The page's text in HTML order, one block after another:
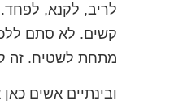
לריב, לקנא,
קשים. לא סתם
מתחת לשטיח. זה
ובינתיים אשים